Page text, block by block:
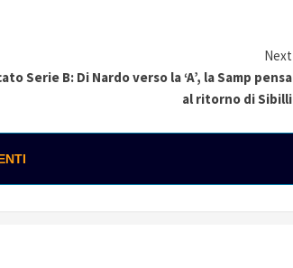
Next
Serie B: Di Nardo verso la ‘A’, la Samp pensa
al ritorno di Sibilli